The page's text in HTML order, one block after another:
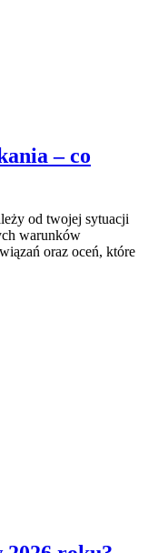
– co
od twojej sytuacji
warunków
oraz oceń, które